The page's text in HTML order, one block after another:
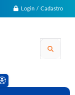
Login / Cadastro